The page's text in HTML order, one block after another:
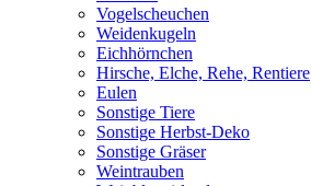
Vogelscheuchen
Weidenkugeln
Eichhörnchen
Hirsche, Elche, Rehe, Rentiere
Eulen
Sonstige Tiere
Sonstige Herbst-Deko
Sonstige Gräser
Weintrauben